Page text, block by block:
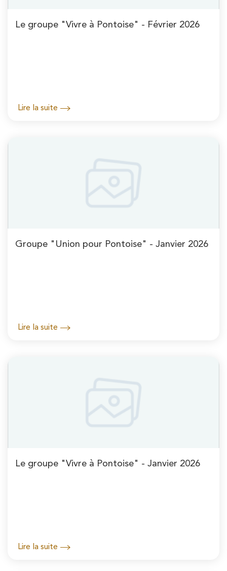
Le groupe "Vivre à Pontoise" - Février 2026
Lire la suite
Groupe "Union pour Pontoise" - Janvier 2026
Lire la suite
Le groupe "Vivre à Pontoise" - Janvier 2026
Lire la suite